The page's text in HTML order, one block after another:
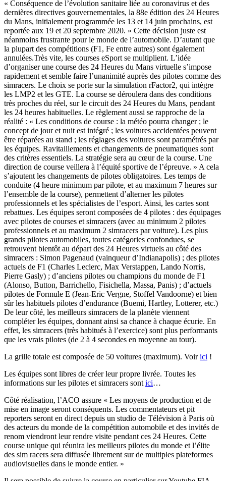
« Conséquence de l’évolution sanitaire liée au coronavirus et des
dernières directives gouvernementales, la 88e édition des 24 Heures
du Mans, initialement programmée les 13 et 14 juin prochains, est
reportée aux 19 et 20 septembre 2020. » Cette décision juste est
néanmoins frustrante pour le monde de l’automobile. D’autant que
la plupart des compétitions (F1, Fe entre autres) sont également
annulées.Très vite, les courses eSport se multiplient. L’idée
d’organiser une course des 24 Heures du Mans virtuelle s’impose
rapidement et semble faire l’unanimité auprès des pilotes comme des
simracers. Le choix se porte sur la simulation rFactor2, qui intègre
les LMP2 et les GTE. La course se déroulera dans des conditions
très proches du réel, sur le circuit des 24 Heures du Mans, pendant
les 24 heures habituelles. Le règlement aussi se rapproche de la
réalité : « Les conditions de course : la météo pourra changer ; le
concept de jour et nuit est intégré ; les voitures accidentées peuvent
être réparées au stand ; les réglages des voitures sont paramétrés par
les équipes. Ravitaillements et changements de pneumatiques sont
des critères essentiels. La stratégie sera au cœur de la course. Une
direction de course veillera à l’équité sportive de l’épreuve. » A cela
s’ajoutent les changements de pilotes obligatoires. Les temps de
conduite (4 heure minimum par pilote, et au maximum 7 heures sur
l’ensemble de la course), permettent d’alterner les pilotes
professionnels et les spécialistes de l’esport. Ainsi, les cartes sont
rebattues. Les équipes seront composées de 4 pilotes : des équipages
avec pilotes de courses et simracers (avec au minimum 2 pilotes
professionnels et au maximum 2 simracers par voiture). Les plus
grands pilotes automobiles, toutes catégories confondues, se
retrouvent bientôt au départ des 24 Heures virtuels au côté des
simracers : Simon Pagenaud (vainqueur d’Indianapolis) ; des pilotes
actuels de F1 (Charles Leclerc, Max Verstappen, Lando Norris,
Pierre Gasly) ; d’anciens pilotes ou champions du monde de F1
(Alonso, Button, Barrichello, Fisichella, Massa, Panis) ; d’actuels
pilotes de Formule E (Jean-Eric Vergne, Stoffel Vandoorne) et bien
sûr les habituels pilotes d’endurance (Buemi, Hartley, Lotterer, etc.)
De leur côté, les meilleurs simracers de la planète viennent
compléter les équipes, donnant ainsi sa chance à chaque écurie. En
effet, les simracers (très habitués à l’exercice) sont plus performants
que les vrais pilotes (de 2 à 4 secondes en moyenne au tour).
La grille totale est composée de 50 voitures (maximum). Voirici !
Les équipes sont libres de créer leur propre livrée. Toutes les
informations sur les pilotes et simracers sont ici…
Côté réalisation, l’ACO assure « Les moyens de production et de
mise en image seront conséquents. Les commentateurs et pit
reporters seront en direct depuis un studio de Télévision à Paris où
des acteurs du monde de la compétition automobile et des invités de
renom viendront leur rendre visite pendant ces 24 Heures. Cette
course unique qui réunira les meilleurs pilotes du monde et l’élite
des sim racers sera diffusée librement sur de multiples plateformes
audiovisuelles dans le monde entier. »